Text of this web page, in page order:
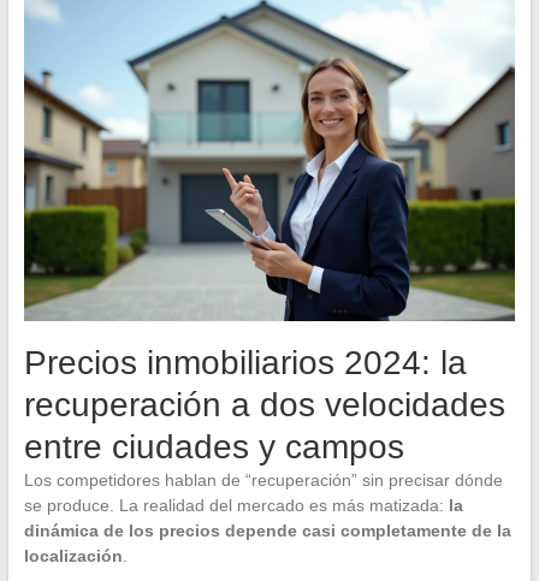
Precios inmobiliarios 2024: la
recuperación a dos velocidades
entre ciudades y campos
Los competidores hablan de “recuperación” sin precisar dónde
se produce. La realidad del mercado es más matizada: la
dinámica de los precios depende casi completamente de la
localización